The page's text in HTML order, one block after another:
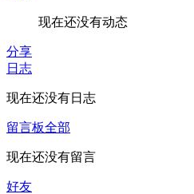
现在还没有动态
分享
日志
现在还没有日志
留言板全部
现在还没有留言
好友